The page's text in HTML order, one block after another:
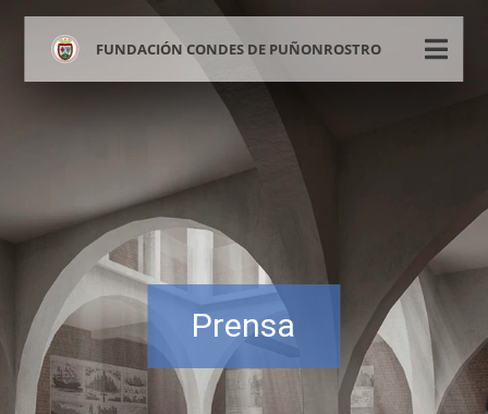
FUNDACIÓN CONDES DE PUÑONROSTRO
Prensa